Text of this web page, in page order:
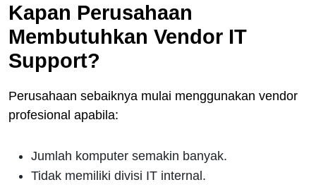
Kapan Perusahaan
Membutuhkan Vendor IT
Support?
Perusahaan sebaiknya mulai menggunakan vendor
profesional apabila:
Jumlah komputer semakin banyak.
Tidak memiliki divisi IT internal.